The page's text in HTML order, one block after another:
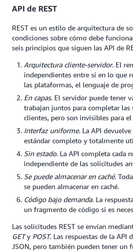
API de REST
REST es un estilo de arquitectura de
condiciones sobre cómo debe
seis principios que siguen las API de
Arquitectura cliente-servidor. El
independientes entre sí en lo que
las plataformas, el lenguaje de
En capas. El servidor puede tener
trabajan juntos para completar las
clientes, pero son invisibles para
Interfaz uniforme. La API
estándar completo y totalmente
Sin estado. La API completa cada
independiente de las solicitudes
Se puede almacenar en caché.
se pueden almacenar en caché.
Código bajo demanda. La
un fragmento de código si es
Las solicitudes REST se envían
GETy POST. Las respuestas de la API
JSON, pero también pueden tener un